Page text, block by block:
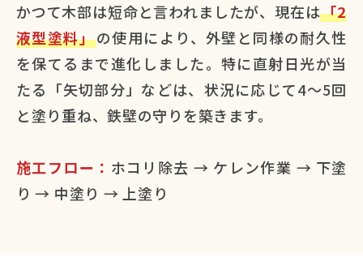
かつて木部は短命と言われましたが、現在は「2
液型塗料」の使用により、外壁と同様の耐久性
を保てるまで進化しました。特に直射日光が当
たる「矢切部分」などは、状況に応じて4〜5回
と塗り重ね、鉄壁の守りを築きます。
施工フロー： ホコリ除去 → ケレン作業 → 下塗
り → 中塗り → 上塗り